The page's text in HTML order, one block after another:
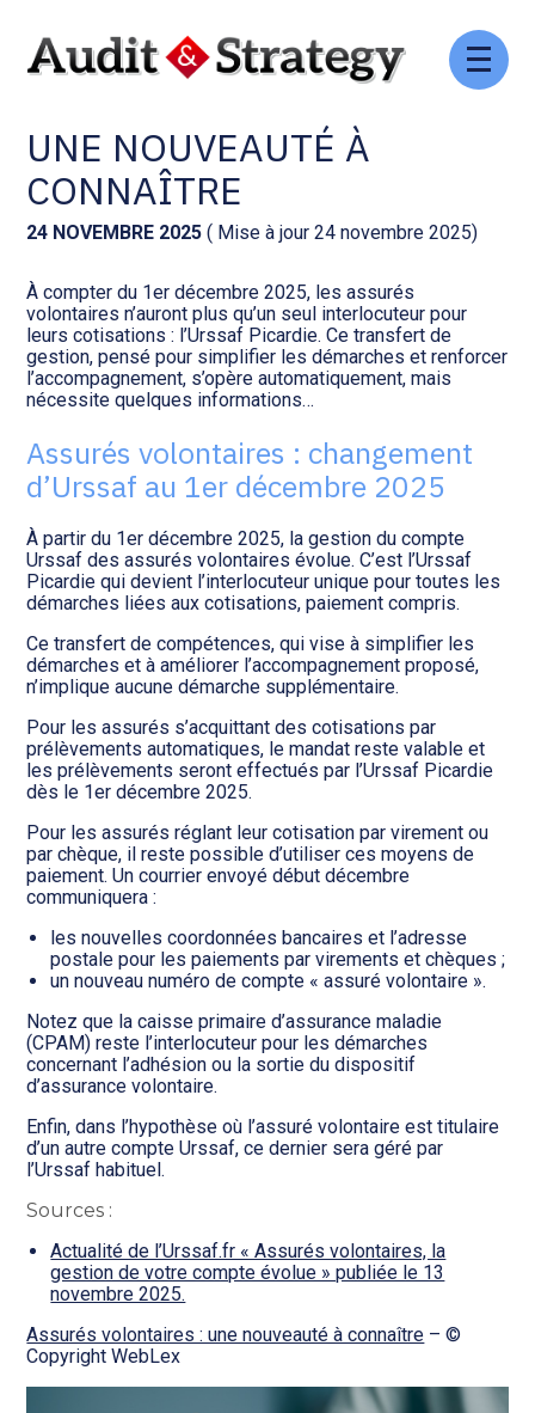
Aller
Comptabilité et conseil
Social et ressources humaines
Assistance juridique
Audit légal
Gestion de patrimoine
Procédures collectives
Transition numérique
Gestion des documents : ISuite
Tenue de votre comptabilité :
ACD
Facturation et pilotage :
Facturation et pilotage : MEG
Analyse et tableau de bord :
WAIBI
Gérer vos ressources
humaines : SILAE
ASSURÉS VOLONTAIRES :
UNE NOUVEAUTÉ À
CONNAÎTRE
24 NOVEMBRE 2025 ( Mise à jour 24 novembre 2025)
À compter du 1er décembre 2025, les assurés
volontaires n’auront plus qu’un seul interlocuteur pour
leurs cotisations : l’Urssaf Picardie. Ce transfert de
gestion, pensé pour simplifier les démarches et renforcer
l’accompagnement, s’opère automatiquement, mais
nécessite quelques informations…
Assurés volontaires : changement
d’Urssaf au 1er décembre 2025
À partir du 1er décembre 2025, la gestion du compte
Urssaf des assurés volontaires évolue. C’est l’Urssaf
Picardie qui devient l’interlocuteur unique pour toutes les
démarches liées aux cotisations, paiement compris.
Ce transfert de compétences, qui vise à simplifier les
démarches et à améliorer l’accompagnement proposé,
n’implique aucune démarche supplémentaire.
Pour les assurés s’acquittant des cotisations par
prélèvements automatiques, le mandat reste valable et
les prélèvements seront effectués par l’Urssaf Picardie
dès le 1er décembre 2025.
Pour les assurés réglant leur cotisation par virement ou
par chèque, il reste possible d’utiliser ces moyens de
paiement. Un courrier envoyé début décembre
communiquera :
les nouvelles coordonnées bancaires et l’adresse
postale pour les paiements par virements et chèques ;
un nouveau numéro de compte « assuré volontaire ».
Notez que la caisse primaire d’assurance maladie
(CPAM) reste l’interlocuteur pour les démarches
concernant l’adhésion ou la sortie du dispositif
d’assurance volontaire.
Enfin, dans l’hypothèse où l’assuré volontaire est titulaire
d’un autre compte Urssaf, ce dernier sera géré par
l’Urssaf habituel.
Sources :
Actualité de l’Urssaf.fr « Assurés volontaires, la
gestion de votre compte évolue » publiée le 13
novembre 2025.
Assurés volontaires : une nouveauté à connaître – ©
Copyright WebLex